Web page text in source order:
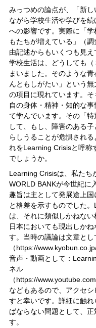
みっつめの論点が、「新
ながら学校生活や学びを
への影響です。実際に「
もたちが増えている」（
由記述からもいくつも見え
学校生活は、どうしても
まいました。そのような
んともしがたい」という
の項目に現れています。
自の身体・精神・知的な
て学んでいます。その「
して、もし、障害のある
らしうることが危惧され
れをLearning Crisisと呼称
でしょうか。
Learning Crisisは、私たち
WORLD BANKが今世紀に
趣旨は主として発展途上
と格差を示すものでした
は、それに類似しかねな
日本においても現出しか
す。当時の議論は文章とし
（https://
音声・動画として：
ネル
（https://
などもあるので、アクセ
すと幸いです。詳細に触
ばならない問題として、
す。